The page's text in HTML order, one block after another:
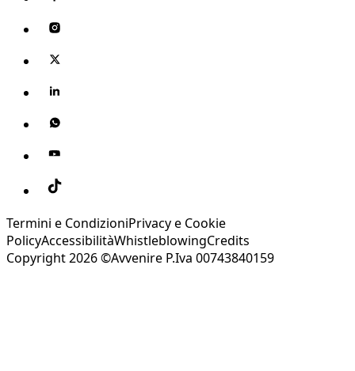
Termini e CondizioniPrivacy e Cookie
PolicyAccessibilitàWhistleblowingCredits
Copyright 2026 ©Avvenire P.Iva 00743840159